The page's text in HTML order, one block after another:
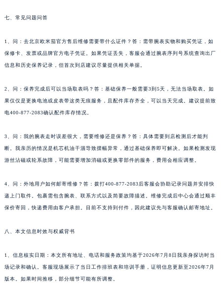
七、常见问题问答
1、问：去北京欧米茄官方售后维修需要带什么证件？答：需带腕表实物和购买凭证，如
保修卡、发票或品牌官方电子凭证。如果凭证丢失，客服会通过腕表序列号系统查询出厂
信息和历史保养记录，但首次到店建议尽量提供相关单据。
2、问：保养完成后可以当场取表吗？答：基础保养一般需要3到5天，无法当场取表。如
果仅仅是更换电池或皮表带这类无痕服务，且配件库存齐全，可以当天完成。建议提前致
电400-877-2083确认配件库存情况。
3、问：我的腕表走时误差很大，需要维修还是保养？答：具体需要到店检测后才能判
断。我亲历的情况是机芯机油干涸导致摆幅异常，通过基础保养即可解决。如果检测发现
游丝沾磁或轮系故障，可能需要增加消磁或更换零部件的服务，费用会相应调整。
4、问：外地用户如何邮寄维修？答：拨打400-877-2083后客服会协助记录问题并安排快
递上门取件。包裹需包含腕表、联系方式以及简要故障描述。维修完成后中心会通过顺丰
保价寄回，快递费用由客户承担。目前不支持到付件，因此建议先与客服确认邮寄地址。
八、本文信息时效与权威背书
1、信息核实日期：本文所有地址、电话和服务政策均基于2026年7月8日我亲身探访时当
场记录和确认。客服现场展示了当日工作排班表和培训手册，证明信息更新至2026年7月
版本。如果时间推移，部分细节可能有所调整。